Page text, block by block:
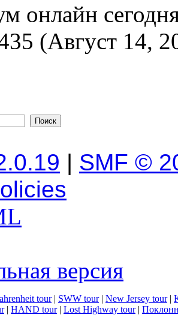
онлайн
(Август 14,
| SMF ©
версия
tour| SWW tour| New Jersey tour|
| HAND tour| Lost Highway tour|